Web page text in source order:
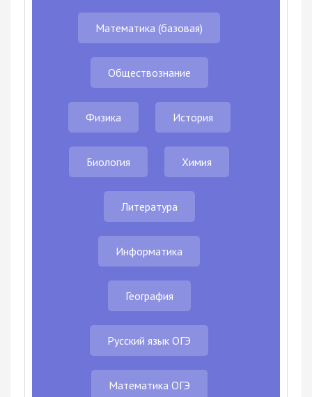
Математика (базовая)
Обществознание
Физика История
Биология Химия
Литература
Информатика
География
Русский язык ОГЭ
Математика ОГЭ